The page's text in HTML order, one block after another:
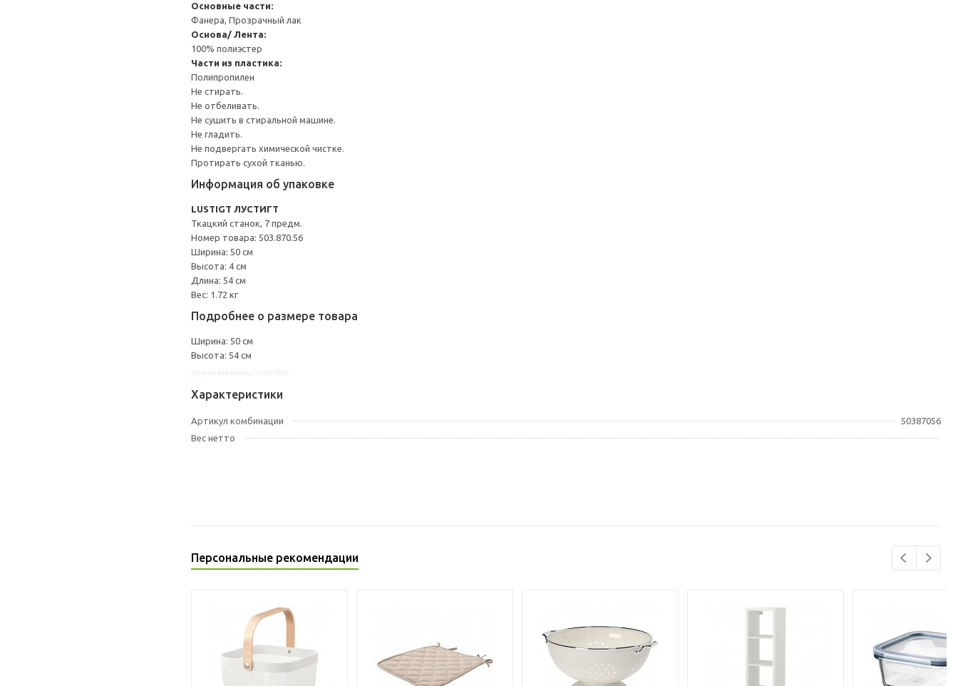
Основные части:
Фанера, Прозрачный лак
Основа/ Лента:
100% полиэстер
Части из пластика:
Полипропилен
Не стирать.
Не отбеливать.
Не сушить в стиральной машине.
Не гладить.
Не подвергать химической чистке.
Протирать сухой тканью.
Информация об упаковке
LUSTIGT ЛУСТИГТ
Ткацкий станок, 7 предм.
Номер товара: 503.870.56
Ширина: 50 см
Высота: 4 см
Длина: 54 см
Вес: 1.72 кг
Подробнее о размере товара
Ширина: 50 см
Высота: 54 см
Характеристики
Артикул комбинации
50387056
Вес нетто
Персональные рекомендации